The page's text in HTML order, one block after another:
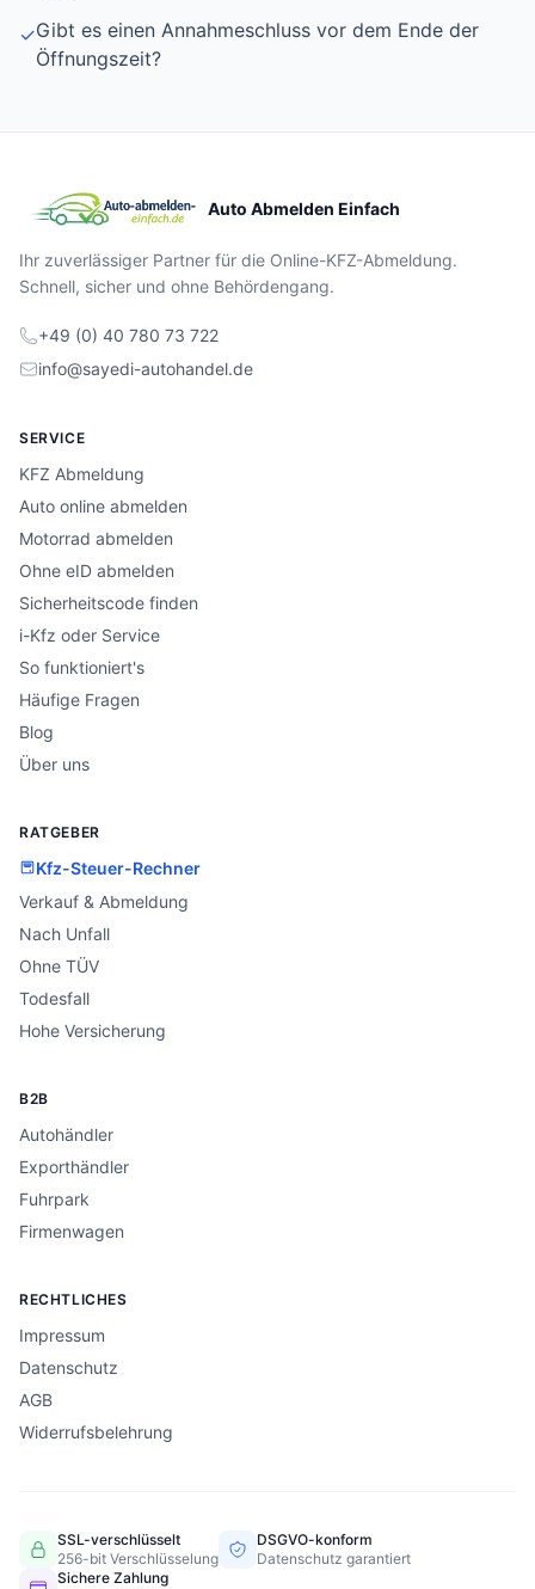
✓Gibt es einen Annahmeschluss vor dem Ende der
Öffnungszeit?
Auto Abmelden Einfach
Ihr zuverlässiger Partner für die Online-KFZ-Abmeldung.
Schnell, sicher und ohne Behördengang.
+49 (0) 40 780 73 722
info@sayedi-autohandel.de
SERVICE
KFZ Abmeldung
Auto online abmelden
Motorrad abmelden
Ohne eID abmelden
Sicherheitscode finden
i-Kfz oder Service
So funktioniert's
Häufige Fragen
Blog
Über uns
RATGEBER
Kfz-Steuer-Rechner
Verkauf & Abmeldung
Nach Unfall
Ohne TÜV
Todesfall
Hohe Versicherung
B2B
Autohändler
Exporthändler
Fuhrpark
Firmenwagen
RECHTLICHES
Impressum
Datenschutz
AGB
Widerrufsbelehrung
SSL-verschlüsselt
256-bit Verschlüsselung
DSGVO-konform
Datenschutz garantiert
Sichere Zahlung